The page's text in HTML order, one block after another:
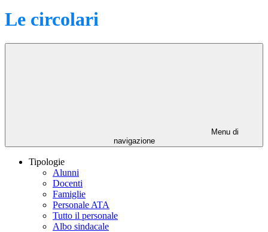
Le circolari
Menu di
navigazione
Tipologie
Alunni
Docenti
Famiglie
Personale ATA
Tutto il personale
Albo sindacale